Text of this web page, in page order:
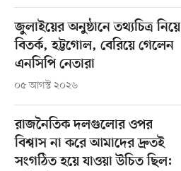
জুলাইয়ের অনুষ্ঠানে তথ্যচিত্র নিয়ে
বিতর্ক, হট্টগোল, বেরিয়ে গেলেন
এনসিপি নেতারা
০৫ আগস্ট ২০২৬
রাজনৈতিক দলগুলোর ওপর
বিশ্বাস না করে আমাদের দ্রুতই
সংগঠিত হয়ে যাওয়া উচিত ছিল: